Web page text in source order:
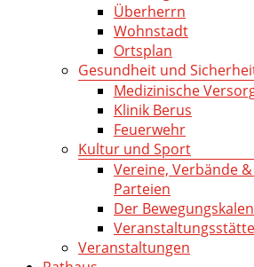
Überherrn
Wohnstadt
Ortsplan
Gesundheit und
Medizinische
Klinik Berus
Feuerwehr
Kultur und Sport
Vereine, Verbände
Parteien
Der
Veranstaltungen